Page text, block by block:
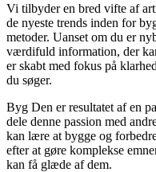
Vi tilbyder en bred vifte af
de nyeste trends inden for
metoder. Uanset om du er
værdifuld information, der
er skabt med fokus på
du søger.
Byg Den er resultatet af en
dele denne passion med
kan lære at bygge og
efter at gøre komplekse
kan få glæde af dem.